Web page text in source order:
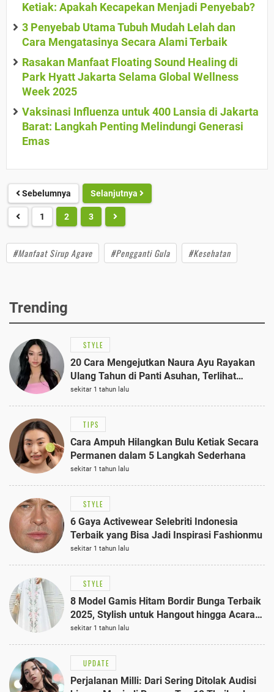
Ketiak: Apakah Kecapekan Menjadi Penyebab?
3 Penyebab Utama Tubuh Mudah Lelah dan
Cara Mengatasinya Secara Alami Terbaik
Rasakan Manfaat Floating Sound Healing di
Park Hyatt Jakarta Selama Global Wellness
Week 2025
Vaksinasi Influenza untuk 400 Lansia di Jakarta
Barat: Langkah Penting Melindungi Generasi
Emas
Sebelumnya Selanjutnya
1 2 3
#Manfaat Sirup Agave #Pengganti Gula #Kesehatan
Trending
STYLE
20 Cara Mengejutkan Naura Ayu Rayakan
Ulang Tahun di Panti Asuhan, Terlihat
Anggun dengan Kaftan Cokelat
sekitar 1 tahun lalu
TIPS
Cara Ampuh Hilangkan Bulu Ketiak Secara
Permanen dalam 5 Langkah Sederhana
sekitar 1 tahun lalu
STYLE
6 Gaya Activewear Selebriti Indonesia
Terbaik yang Bisa Jadi Inspirasi Fashionmu
sekitar 1 tahun lalu
STYLE
8 Model Gamis Hitam Bordir Bunga Terbaik
2025, Stylish untuk Hangout hingga Acara
Semi-Formal
sekitar 1 tahun lalu
UPDATE
Perjalanan Milli: Dari Sering Ditolak Audisi